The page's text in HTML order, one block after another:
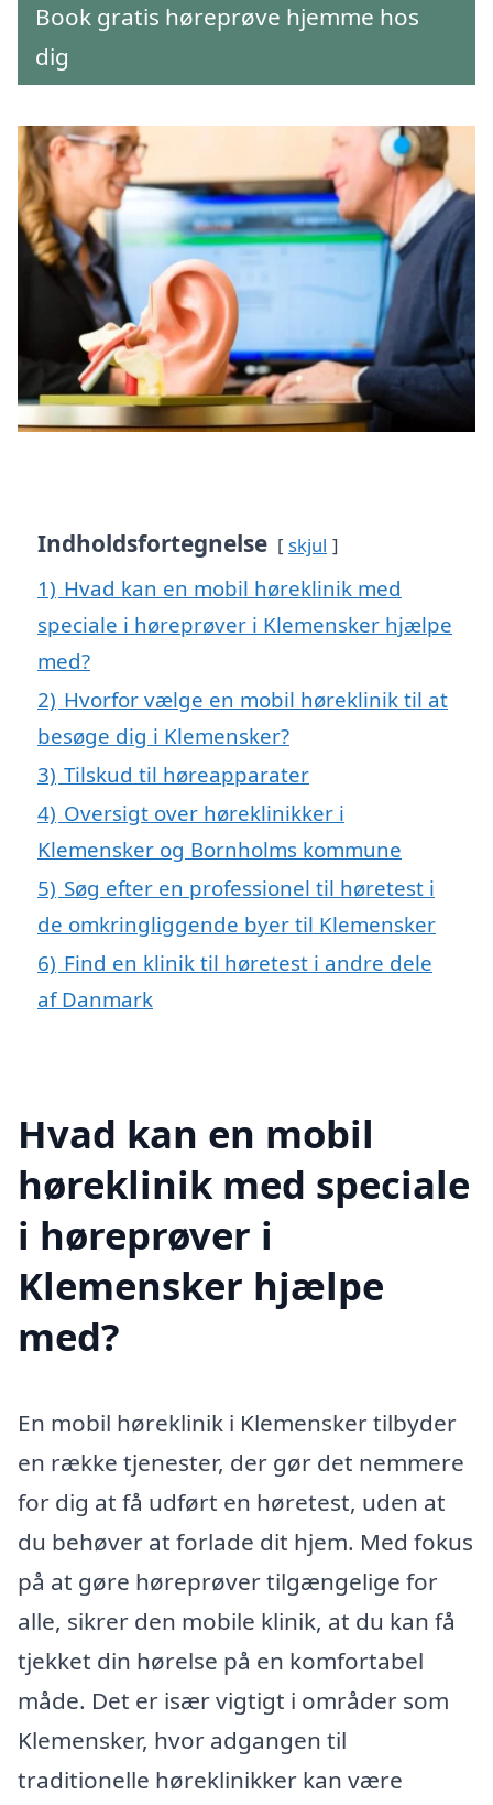
Book gratis høreprøve hjemme hos
dig
Indholdsfortegnelse skjul
1) Hvad kan en mobil høreklinik med
speciale i høreprøver i Klemensker hjælpe
med?
2) Hvorfor vælge en mobil høreklinik til at
besøge dig i Klemensker?
3) Tilskud til høreapparater
4) Oversigt over høreklinikker i
Klemensker og Bornholms kommune
5) Søg efter en professionel til høretest i
de omkringliggende byer til Klemensker
6) Find en klinik til høretest i andre dele
af Danmark
Hvad kan en mobil
høreklinik med speciale
i høreprøver i
Klemensker hjælpe
med?
En mobil høreklinik i Klemensker tilbyder
en række tjenester, der gør det nemmere
for dig at få udført en høretest, uden at
du behøver at forlade dit hjem. Med fokus
på at gøre høreprøver tilgængelige for
alle, sikrer den mobile klinik, at du kan få
tjekket din hørelse på en komfortabel
måde. Det er især vigtigt i områder som
Klemensker, hvor adgangen til
traditionelle høreklinikker kan være